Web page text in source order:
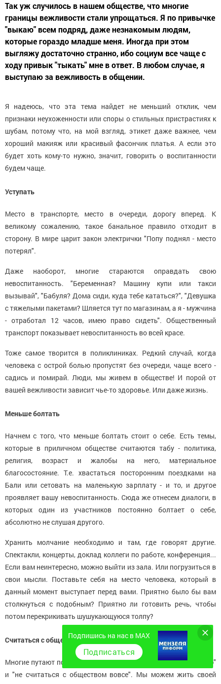
Так уж случилось в нашем обществе, что многие
границы вежливости стали упрощаться. Я по привычке
"выкаю" всем подряд, даже незнакомым людям,
которые гораздо младше меня. Иногда при этом
выгляжу достаточно странно, ибо социум все чаще с
ходу привык "тыкать" мне в ответ. В любом случае, я
выступаю за вежливость в общении.
Я надеюсь, что эта тема найдет не меньший отклик, чем
признаки неухоженности или споры о стильных пристрастиях к
шубам, потому что, на мой взгляд, этикет даже важнее, чем
хороший макияж или красивый фасончик платья. А если это
будет хоть кому-то нужно, значит, говорить о воспитанности
будем чаще.
Уступать
Место в транспорте, место в очереди, дорогу вперед. К
великому сожалению, такое банальное правило отходит в
сторону. В мире царит закон электрички "Попу поднял - место
потерял".
Даже наоборот, многие стараются оправдать свою
невоспитанность. "Беременная? Машину купи или такси
вызывай", "Бабуля? Дома сиди, куда тебе кататься?", "Девушка
с тяжелыми пакетами? Шляется тут по магазинам, а я - мужчина
- отработал 12 часов, имею право сидеть". Общественный
транспорт показывает невоспитанность во всей красе.
Тоже самое творится в поликлиниках. Редкий случай, когда
человека с острой болью пропустят без очереди, чаще всего -
садись и помирай. Люди, мы живем в обществе! И порой от
вашей вежливости зависит чье-то здоровье. Или даже жизнь.
Меньше болтать
Начнем с того, что меньше болтать стоит о себе. Есть темы,
которые в приличном обществе считаются табу - политика,
религия, возраст и жалобы на него, материальное
благосостояние. Т.е. хвастаться посторонним поездками на
Бали или сетовать на маленькую зарплату - и то, и другое
проявляет вашу невоспитанность. Сюда же отнесем диалоги, в
которых один из участников постоянно болтает о себе,
абсолютно не слушая другого.
Хранить молчание необходимо и там, где говорят другие.
Спектакли, концерты, доклад коллеги по работе, конференция...
Если вам неинтересно, можно выйти из зала. Или погрузиться в
свои мысли. Поставьте себя на место человека, который в
данный момент выступает перед вами. Приятно было бы вам
столкнуться с подобным? Приятно ли готовить речь, чтобы
потом перекрикивать шушукающуюся толпу?
Считаться с обществом
Многие путают понятия "не следовать общественному мнению"
и "не считаться с обществом вовсе". Мы можем жить своей
Подпишись на нас в MAX
Подписаться